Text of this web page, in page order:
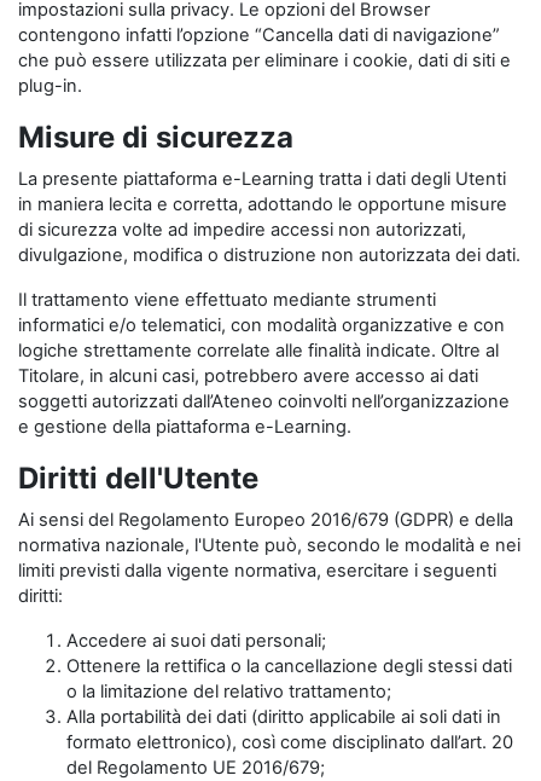
impostazioni sulla privacy. Le opzioni del Browser
contengono infatti l’opzione “Cancella dati di navigazione”
che può essere utilizzata per eliminare i cookie, dati di siti e
plug-in.
Misure di sicurezza
La presente piattaforma e-Learning tratta i dati degli Utenti
in maniera lecita e corretta, adottando le opportune misure
di sicurezza volte ad impedire accessi non autorizzati,
divulgazione, modifica o distruzione non autorizzata dei dati.
Il trattamento viene effettuato mediante strumenti
informatici e/o telematici, con modalità organizzative e con
logiche strettamente correlate alle finalità indicate. Oltre al
Titolare, in alcuni casi, potrebbero avere accesso ai dati
soggetti autorizzati dall’Ateneo coinvolti nell’organizzazione
e gestione della piattaforma e-Learning.
Diritti dell'Utente
Ai sensi del Regolamento Europeo 2016/679 (GDPR) e della
normativa nazionale, l'Utente può, secondo le modalità e nei
limiti previsti dalla vigente normativa, esercitare i seguenti
diritti:
Accedere ai suoi dati personali;
Ottenere la rettifica o la cancellazione degli stessi dati
o la limitazione del relativo trattamento;
Alla portabilità dei dati (diritto applicabile ai soli dati in
formato elettronico), così come disciplinato dall’art. 20
del Regolamento UE 2016/679;